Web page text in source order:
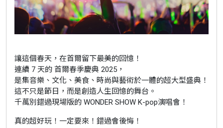
讓這個春天，在首爾留下最美的回憶！
連續 7 天的 首爾春季慶典 2025，
是集音樂、文化、美食、時尚與藝術於一體的超大型盛典！
這不只是節日，而是創造人生回憶的舞台。
千萬別錯過現場版的 WONDER SHOW K-pop演唱會！
真的超好玩！一定要來！錯過會後悔！